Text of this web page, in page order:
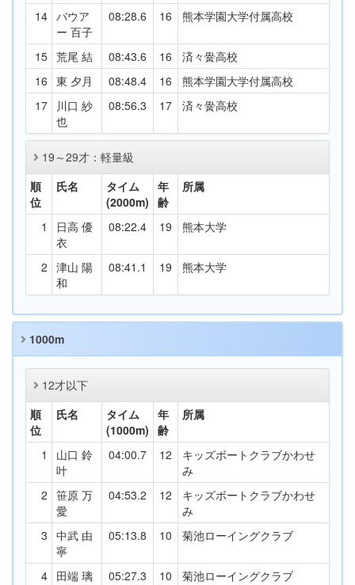
14 バウア
ー 百子
08:28.6 16 熊本学園大学付属高校
15 荒尾 結 08:43.6 16
済々黌高校
16 東 夕月 08:48.4 16
熊本学園大学付属高校
17
川口 紗
也
08:56.3 17 済々黌高校
19～29才：軽量級
順
位
氏名
タイム
(2000m)
年
齢
所属
1
日高 優
衣
08:22.4 19 熊本大学
2 津山 陽
和
08:41.1 19 熊本大学
1000m
12才以下
順
位
氏名
タイム
(1000m)
年
齢
所属
1
山口 鈴
叶
04:00.7 12
キッズボートクラブかわせ
み
2 笹原 万
愛
04:53.2 12
キッズボートクラブかわせ
み
3 中武 由
寧
05:13.8 10 菊池ローイングクラブ
4 田端 璃
05:27.3 10 菊池ローイングクラブ